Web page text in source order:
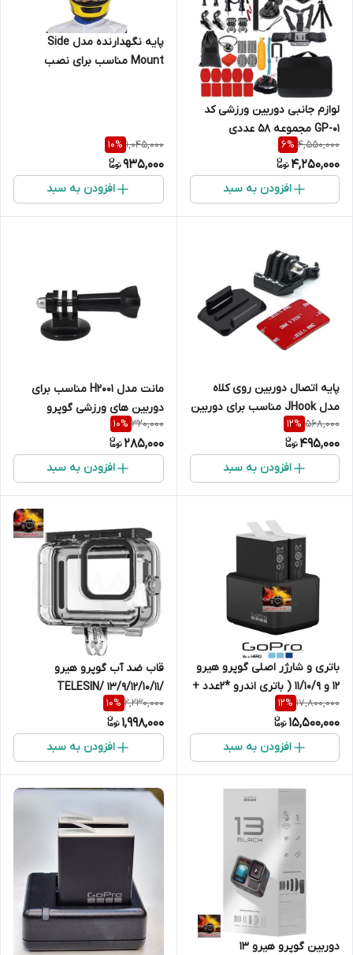
لوازم جانبی دوربین ورزشی کد
GP-01 مجموعه 58 عددی
4,550,000
6%
4,250,000
افزودن به سبد
پایه نگهدارنده مدل Side
Mount مناسب برای نصب
1,045,000
10%
935,000
افزودن به سبد
پایه اتصال دوربین روی کلاه
مدل JHook مناسب برای دوربین
های ورزشی گوپرو درجه یک
568,000
12%
495,000
افزودن به سبد
مانت مدل H2001 مناسب برای
دوربین های ورزشی گوپرو
320,000
10%
285,000
افزودن به سبد
باتری و شارژر اصلی گوپرو هیرو
12 و 11/10/9 ( باتری اندرو *2عدد +
شارژر دوبل )
17,800,000
12%
15,500,000
افزودن به سبد
قاب ضد آب گوپرو هیرو
/13/9/12/10/11 /TELESIN
2,230,000
10%
1,998,000
افزودن به سبد
دوربین گوپرو هیرو 13